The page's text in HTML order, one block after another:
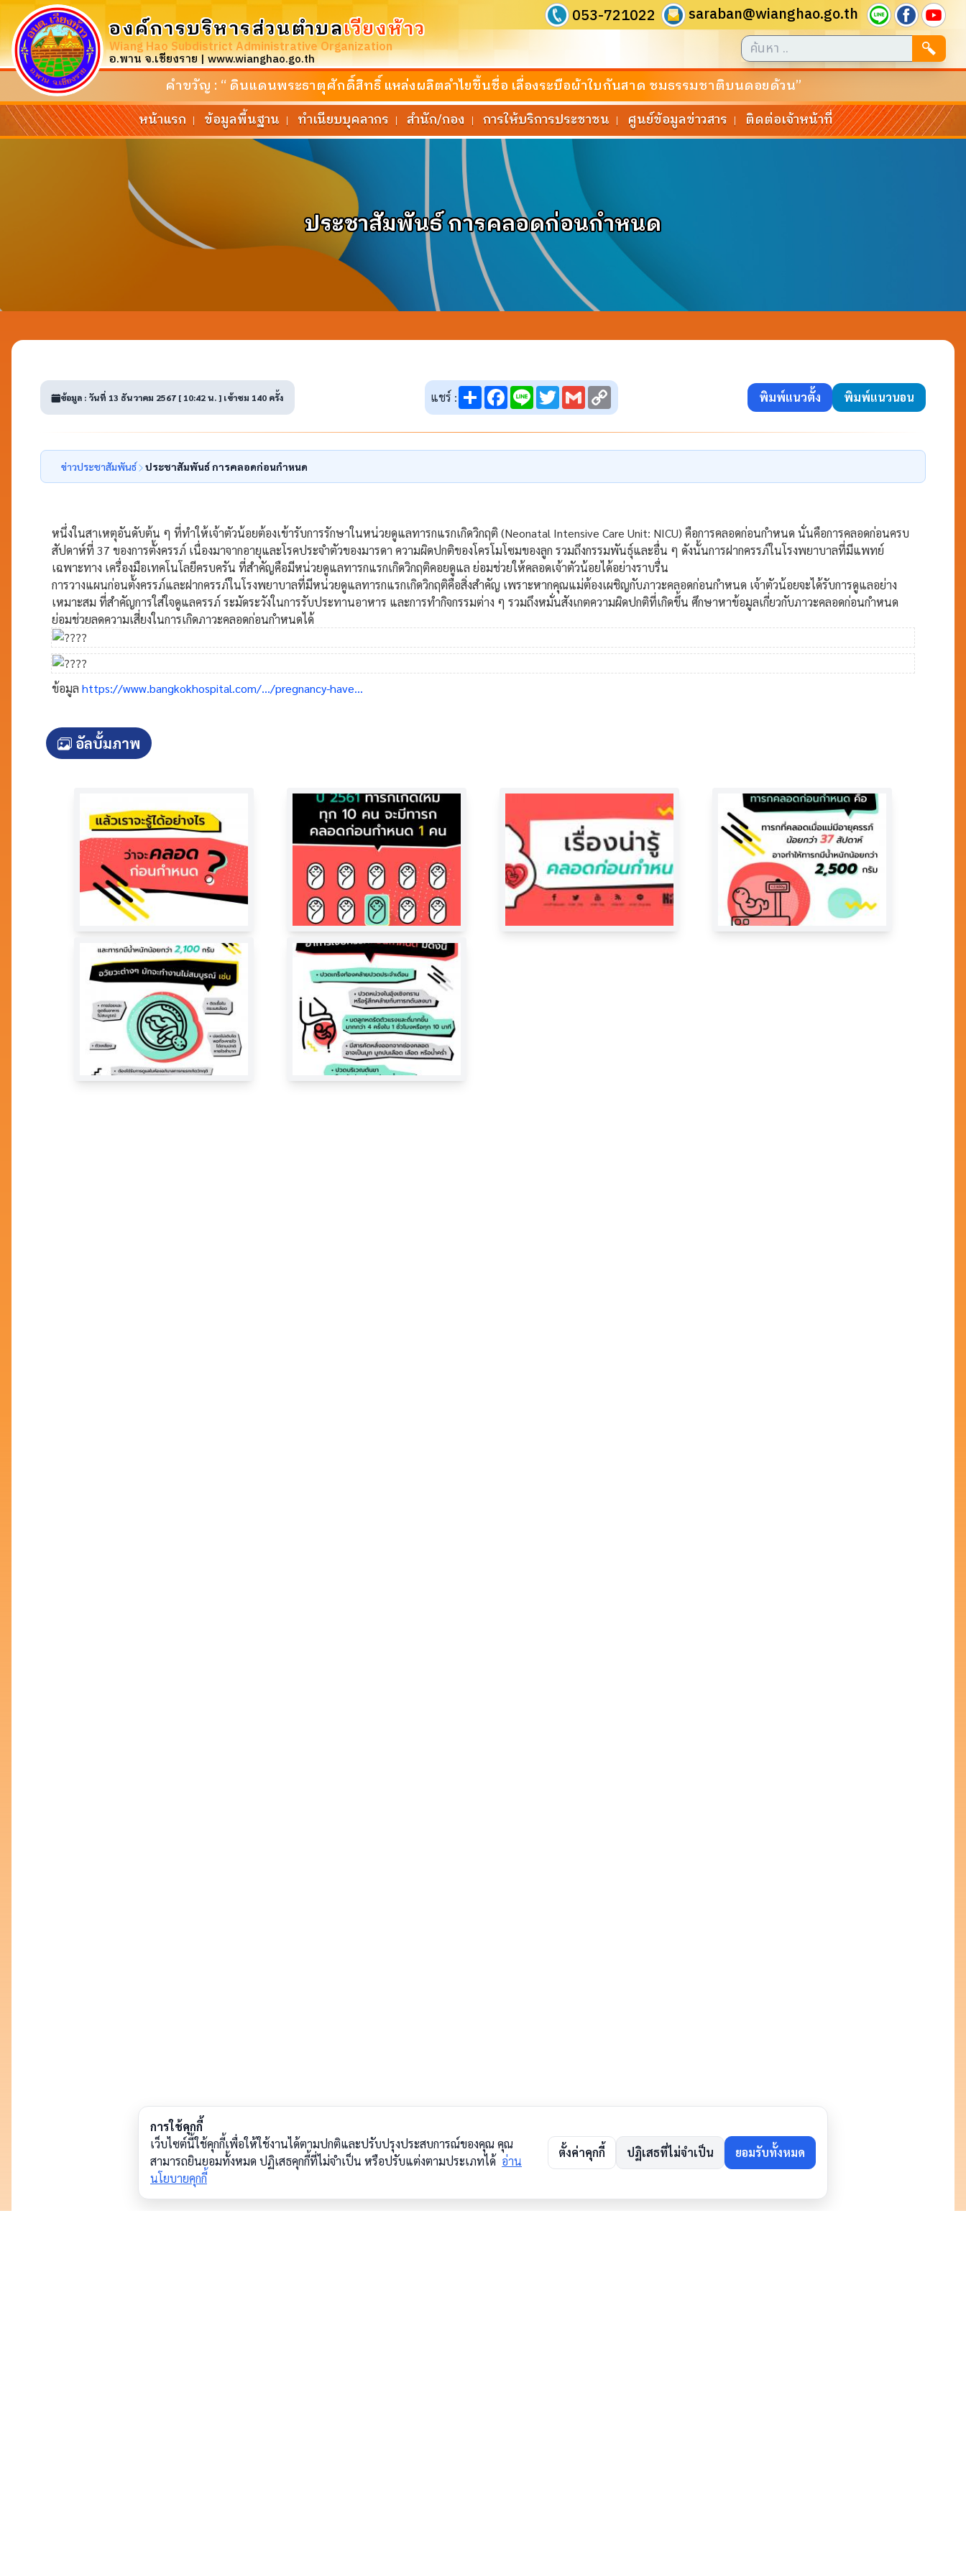
องค์การบริหารส่วนตำบลเวียงห้าว
Wiang Hao Subdistrict Administrative Organization
อ.พาน จ.เชียงราย | www.wianghao.go.th
053-721022 saraban@wianghao.go.th
คำขวัญ : “ ดินแดนพระธาตุศักดิ์สิทธิ์ แหล่งผลิตลำไยขึ้นชื่อ เลื่องระบือผ้าใบกันสาด ชมธรรมชาติบนดอยด้วน”
หน้าแรก | ข้อมูลพื้นฐาน | ทำเนียบบุคลากร | สำนัก/กอง | การให้บริการประชาชน | ศูนย์ข้อมูลข่าวสาร | ติดต่อเจ้าหน้าที่
ประชาสัมพันธ์ การคลอดก่อนกำหนด
ข้อมูล : วันที่ 13 ธันวาคม 2567 [ 10:42 น. ] เข้าชม 140 ครั้ง แชร์ : ShareFacebook
Line TwitterGmailCopy พิมพ์แนวตั้ง พิมพ์แนวนอน
ข่าวประชาสัมพันธ์ ประชาสัมพันธ์ การคลอดก่อนกำหนด
หนึ่งในสาเหตุอันดับต้น ๆ ที่ทำให้เจ้าตัวน้อยต้องเข้ารับการรักษาในหน่วยดูแลทารกแรกเกิดวิกฤติ (Neonatal Intensive Care Unit: NICU) คือการคลอดก่อนกำหนด นั่นคือการคลอดก่อนครบ
สัปดาห์ที่ 37 ของการตั้งครรภ์ เนื่องมาจากอายุและโรคประจำตัวของมารดา ความผิดปกติของโครโมโซมของลูก รวมถึงกรรมพันธุ์และอื่น ๆ ดังนั้นการฝากครรภ์ในโรงพยาบาลที่มีแพทย์
เฉพาะทาง เครื่องมือเทคโนโลยีครบครัน ที่สำคัญคือมีหน่วยดูแลทารกแรกเกิดวิกฤติคอยดูแล ย่อมช่วยให้คลอดเจ้าตัวน้อยได้อย่างราบรื่น
การวางแผนก่อนตั้งครรภ์และฝากครรภ์ในโรงพยาบาลที่มีหน่วยดูแลทารกแรกเกิดวิกฤติคือสิ่งสำคัญ เพราะหากคุณแม่ต้องเผชิญกับภาวะคลอดก่อนกำหนด เจ้าตัวน้อยจะได้รับการดูแลอย่าง
เหมาะสม ที่สำคัญการใส่ใจดูแลครรภ์ ระมัดระวังในการรับประทานอาหาร และการทำกิจกรรมต่าง ๆ รวมถึงหมั่นสังเกตความผิดปกติที่เกิดขึ้น ศึกษาหาข้อมูลเกี่ยวกับภาวะคลอดก่อนกำหนด
ย่อมช่วยลดความเสี่ยงในการเกิดภาวะคลอดก่อนกำหนดได้
ข้อมูล https://www.bangkokhospital.com/.../pregnancy-have...
อัลบั้มภาพ
การใช้คุกกี้
เว็บไซต์นี้ใช้คุกกี้เพื่อให้ใช้งานได้ตามปกติและปรับปรุงประสบการณ์ของคุณ คุณ
สามารถยินยอมทั้งหมด ปฏิเสธคุกกี้ที่ไม่จำเป็น หรือปรับแต่งตามประเภทได้ อ่าน
นโยบายคุกกี้
ตั้งค่าคุกกี้ ปฏิเสธที่ไม่จำเป็น ยอมรับทั้งหมด